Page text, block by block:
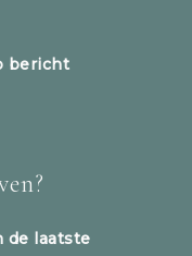
bericht
de laatste